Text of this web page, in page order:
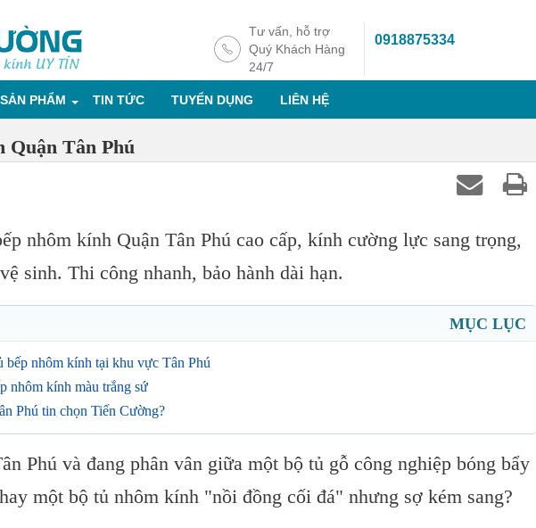
Tư vấn, hỗ trợ
Quý Khách Hàng
24/7
0918875334
SẢN PHẨM TIN TỨC TUYỂN DỤNG LIÊN HỆ
Quận Tân Phú
nhôm kính Quận Tân Phú cao cấp, kính cường lực sang trọng,
sinh. Thi công nhanh, bảo hành dài hạn.
MỤC LỤC
bếp nhôm kính tại khu vực Tân Phú
nhôm kính màu trắng sứ
Phú tin chọn Tiến Cường?
Phú và đang phân vân giữa một bộ tủ gỗ công nghiệp bóng bẩy
một bộ tủ nhôm kính "nồi đồng cối đá" nhưng sợ kém sang?